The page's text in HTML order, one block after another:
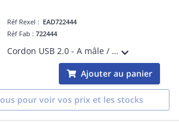
Réf Rexel : EAD722444
Réf Fab :722444
Cordon USB 2.0 - A mâle / C mâle - Débit de données : 480 mbps - blanc - 2m - Capacité de charge : 3A - 18W
Ajouter au panier
pour voir vos prix et les stocks